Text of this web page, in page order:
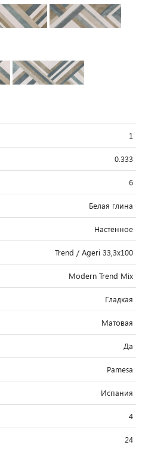
1
0.333
6
Белая глина
Настенное
Trend / Ageri 33,3x100
Modern Trend Mix
Гладкая
Матовая
Да
Pamesa
Испания
4
24